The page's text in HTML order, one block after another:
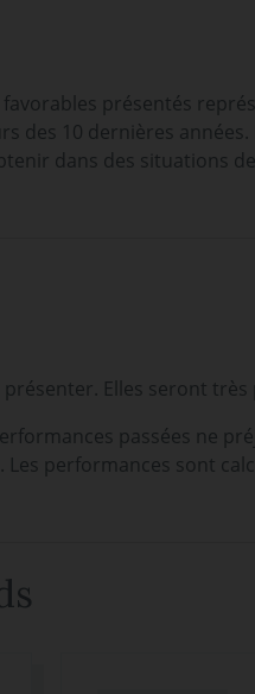
présentés
des 10 dernières
dans des situations
Elles seront
passées ne
Les performances sont